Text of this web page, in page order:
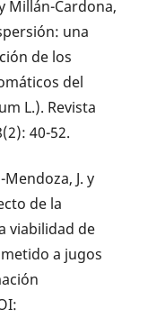
Millán-Cardona,
una
de los
del
L.). Revista
40-52.
Mendoza, J. y
de la
viabilidad de
a jugos